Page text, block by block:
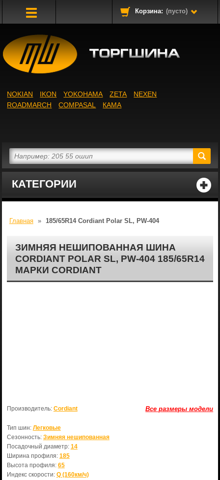
Корзина: (пусто)
КАТЕГОРИИ
NOKIAN IKON YOKOHAMA ZETA
NEXEN
ROADMARCH
COMPASAL КАМА
Главная » 185/65R14 Cordiant Polar SL, PW-404
ЗИМНЯЯ НЕШИПОВАННАЯ ШИНА
CORDIANT POLAR SL, PW-404 185/65R14
МАРКИ CORDIANT
Все размеры модели
Производитель: Cordiant
Тип шин: Легковые
Сезонность: Зимняя нешипованная
Посадочный диаметр: 14
Ширина профиля: 185
Высота профиля: 65
Индекс скорости: Q (160км/ч)